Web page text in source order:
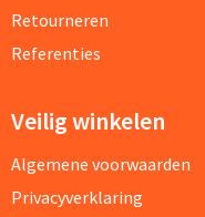
Retourneren
Referenties
Veilig winkelen
Algemene voorwaarden
Privacyverklaring